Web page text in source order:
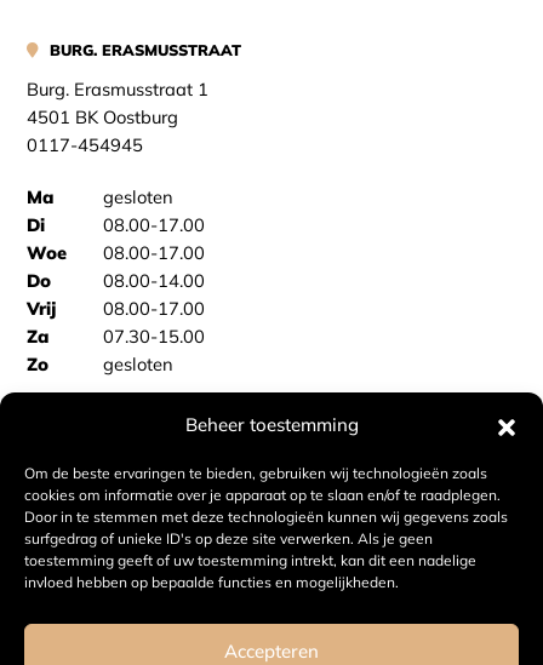
Beheer toestemming
Om de beste ervaringen te bieden, gebruiken wij technologieën zoals
cookies om informatie over je apparaat op te slaan en/of te raadplegen.
Door in te stemmen met deze technologieën kunnen wij gegevens zoals
surfgedrag of unieke ID's op deze site verwerken. Als je geen
toestemming geeft of uw toestemming intrekt, kan dit een nadelige
invloed hebben op bepaalde functies en mogelijkheden.
Accepteren
BURG. ERASMUSSTRAAT
Burg. Erasmusstraat 1
4501 BK Oostburg
0117-454945
Ma
Di
Woe
Do
Vrij
Za
Zo
gesloten
08.00-17.00
08.00-17.00
08.00-14.00
08.00-17.00
07.30-15.00
gesloten
Vooraf bestellen Sas van Gent
Vooraf bestellen Philippine
BAKKERIJ VAN DE VELDE
info@bakkerijvandevelde.nl
Kvk: 59778849
Btw: NL853640877B01